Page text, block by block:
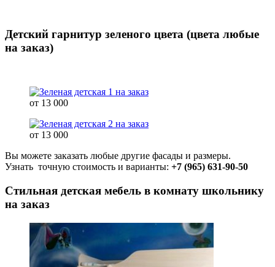
Детский гарнитур зеленого цвета (цвета любые
на заказ)
от 13 000
от 13 000
Вы можете заказать любые другие фасады и размеры.
Узнать точную стоимость и варианты: +7 (965) 631-90-50
Стильная детская мебель в комнату школьнику
на заказ